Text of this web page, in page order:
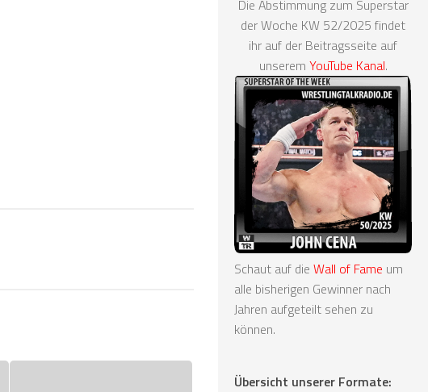
Die Abstimmung zum Superstar
der Woche KW 52/2025 findet
ihr auf der Beitragsseite auf
unserem YouTube Kanal.
Schaut auf die Wall of Fame um
alle bisherigen Gewinner nach
Jahren aufgeteilt sehen zu
können.
Übersicht unserer Formate: